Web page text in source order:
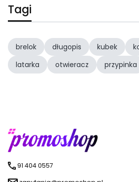
Tagi
brelok długopis kubek
latarka
otwieracz przypinka
91 404 0557